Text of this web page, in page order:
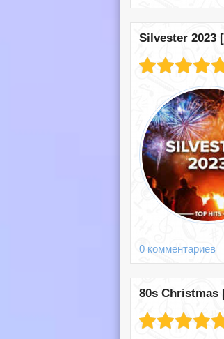
Silvester 2023
0 комментариев
80s Christmas